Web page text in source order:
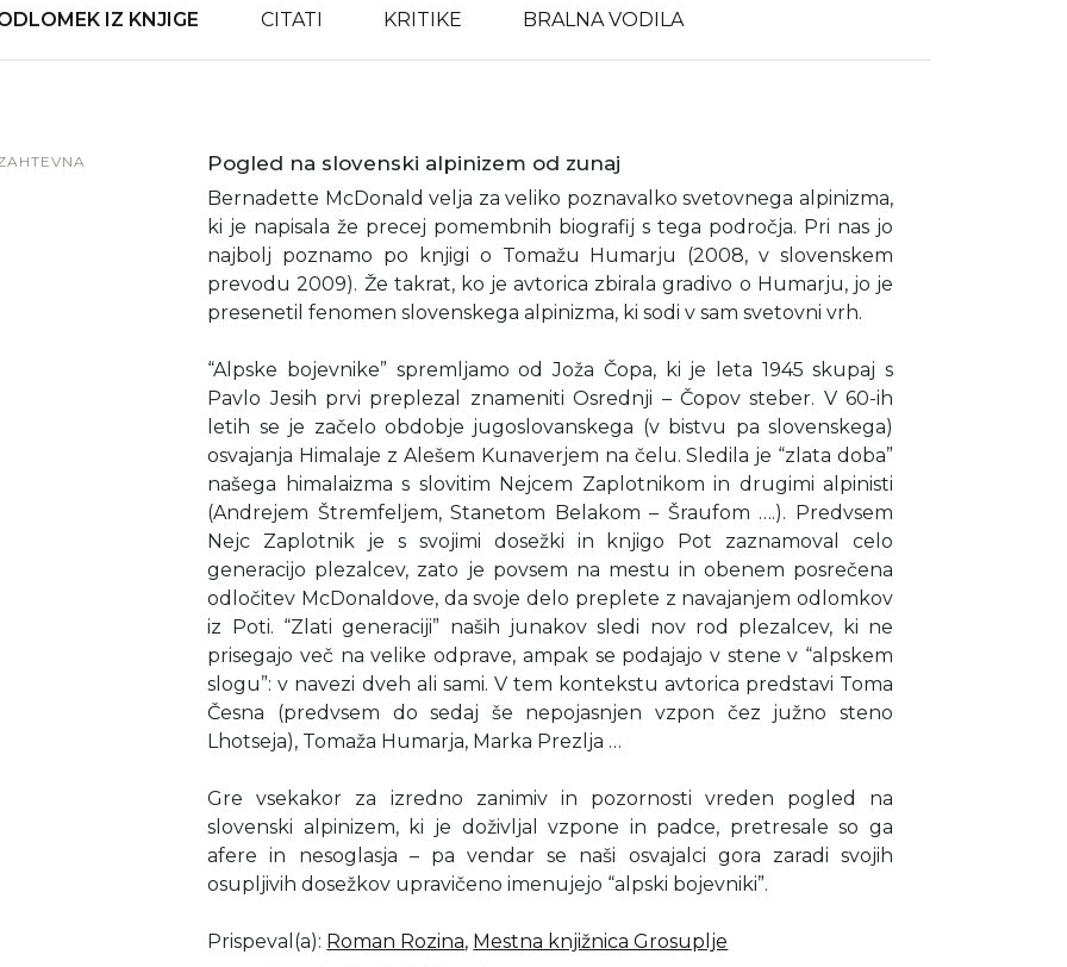
IZ KNJIGE CITATI KRITIKE BRALNA VODILA
Pogled na slovenski alpinizem od zunaj
Bernadette McDonald velja za veliko poznavalko svetovnega alpinizma,
ki je napisala že precej pomembnih biografij s tega področja. Pri nas jo
najbolj poznamo po knjigi o Tomažu Humarju (2008, v slovenskem
prevodu 2009). Že takrat, ko je avtorica zbirala gradivo o Humarju, jo je
presenetil fenomen slovenskega alpinizma, ki sodi v sam svetovni vrh.
“Alpske bojevnike” spremljamo od Joža Čopa, ki je leta 1945 skupaj s
Pavlo Jesih prvi preplezal znameniti Osrednji – Čopov steber. V 60-ih
letih se je začelo obdobje jugoslovanskega (v bistvu pa slovenskega)
osvajanja Himalaje z Alešem Kunaverjem na čelu. Sledila je “zlata doba”
našega himalaizma s slovitim Nejcem Zaplotnikom in drugimi alpinisti
(Andrejem Štremfeljem, Stanetom Belakom – Šraufom ….). Predvsem
Nejc Zaplotnik je s svojimi dosežki in knjigo Pot zaznamoval celo
generacijo plezalcev, zato je povsem na mestu in obenem posrečena
odločitev McDonaldove, da svoje delo preplete z navajanjem odlomkov
iz Poti. “Zlati generaciji” naših junakov sledi nov rod plezalcev, ki ne
prisegajo več na velike odprave, ampak se podajajo v stene v “alpskem
slogu”: v navezi dveh ali sami. V tem kontekstu avtorica predstavi Toma
Česna (predvsem do sedaj še nepojasnjen vzpon čez južno steno
Lhotseja), Tomaža Humarja, Marka Prezlja …
Gre vsekakor za izredno zanimiv in pozornosti vreden pogled na
slovenski alpinizem, ki je doživljal vzpone in padce, pretresale so ga
afere in nesoglasja – pa vendar se naši osvajalci gora zaradi svojih
osupljivih dosežkov upravičeno imenujejo “alpski bojevniki”.
Prispeval(a): Roman Rozina, Mestna knjižnica Grosuplje